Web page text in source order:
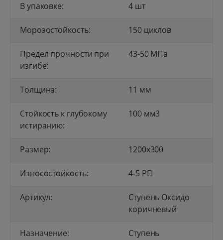
В упаковке: 4 шт
Морозостойкость: 150 циклов
Предел прочности при
изгибе:
43-50 МПа
Толщина: 11 мм
Стойкость к глубокому
истиранию:
100 мм3
Размер: 1200x300
Износостойкость: 4-5 PEI
Артикул:
Ступень Оксидо
коричневый
Назначение: Ступень